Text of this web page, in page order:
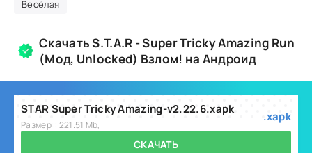
Весёлая
Скачать S.T.A.R - Super Tricky Amazing Run
(Мод, Unlocked) Взлом! на Андроид
STAR Super Tricky Amazing-v2.22.6.xapk
Размер:: 221.51 Mb,
.xapk
СКАЧАТЬ